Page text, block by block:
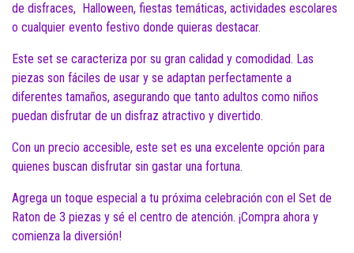
de disfraces, Halloween, fiestas temáticas, actividades escolares
o cualquier evento festivo donde quieras destacar.
Este set se caracteriza por su gran calidad y comodidad. Las
piezas son fáciles de usar y se adaptan perfectamente a
diferentes tamaños, asegurando que tanto adultos como niños
puedan disfrutar de un disfraz atractivo y divertido.
Con un precio accesible, este set es una excelente opción para
quienes buscan disfrutar sin gastar una fortuna.
Agrega un toque especial a tu próxima celebración con el Set de
Raton de 3 piezas y sé el centro de atención. ¡Compra ahora y
comienza la diversión!